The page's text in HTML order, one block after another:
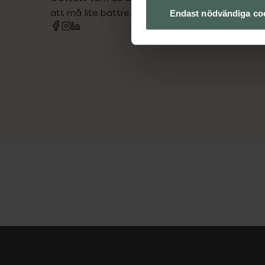
Endast nödvändiga
att må lite bättre. Välkommen att prata med